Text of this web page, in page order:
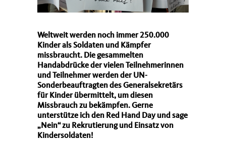
Weltweit werden noch immer 250.000
Kinder als Soldaten und Kämpfer
missbraucht. Die gesammelten
Handabdrücke der vielen Teilnehmerinnen
und Teilnehmer werden der UN-
Sonderbeauftragten des Generalsekretärs
für Kinder übermittelt, um diesen
Missbrauch zu bekämpfen. Gerne
unterstütze ich den Red Hand Day und sage
Nein“ zu Rekrutierung und Einsatz von
Kindersoldaten!